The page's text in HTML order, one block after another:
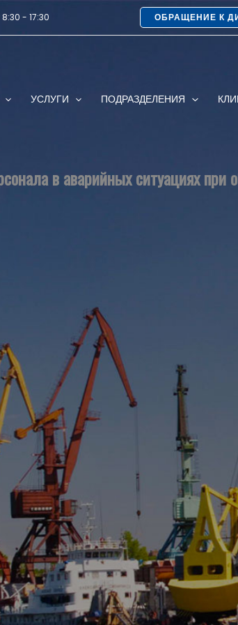
- 17:30 ОБРАЩЕНИЕ К
УСЛУГИ ПОДРАЗДЕЛЕНИЯ
в аварийных ситуациях